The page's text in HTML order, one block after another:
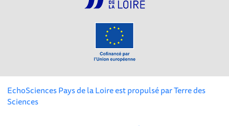
EchoSciences Pays de la Loire est propulsé parTerre des
Sciences